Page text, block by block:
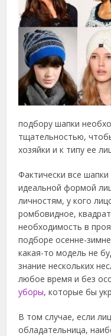
подбору шапки
тщательностью,
хозяйки и к типу ее
Фактически все
идеальной формой
личностям, у кого
ромбовидное,
необходимость в
подборе осенне-
какая-то модель не
знание нескольких
любое время и без
уборы, которые бы
В том случае, если
обладательница,